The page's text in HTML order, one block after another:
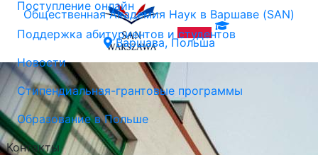
Общественная Академия Наук в Варшаве (SAN)
Варшава, Польша
Поступление онлайн
Поддержка абитуриентов и студентов
Новости
Стипендиальная-грантовые программы
Образование в Польше
Контакты